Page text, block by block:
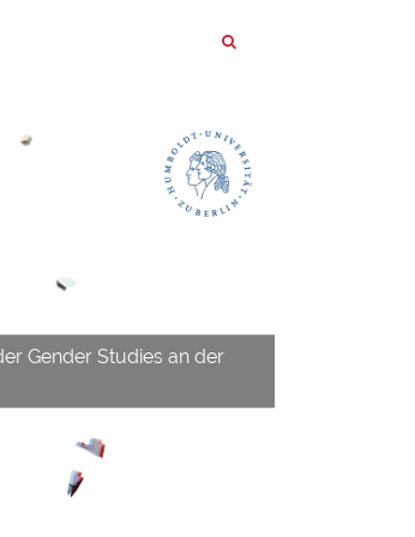
Gender Studies an der